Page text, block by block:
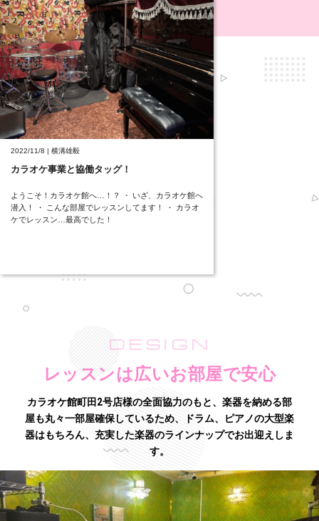
2022/11/8 | 横溝雄毅
カラオケ事業と協働タッグ！
ようこそ！カラオケ館へ…！？ ・ いざ、カラオケ館へ
潜入！ ・ こんな部屋でレッスンしてます！ ・ カラオ
ケでレッスン…最高でした！
DESIGN
レッスンは広いお部屋で安心
カラオケ館町田2号店様の全面協力のもと、楽器を納める部
屋も丸々一部屋確保しているため、
ドラム、ピアノの大型楽
器はもちろん、充実した楽器のラインナップでお出迎えしま
す。